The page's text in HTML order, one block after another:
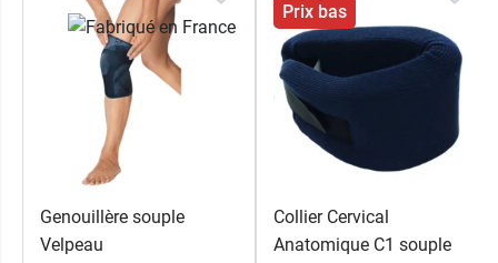
Genouillère souple
Velpeau
Prix bas
Collier Cervical
Anatomique C1 souple